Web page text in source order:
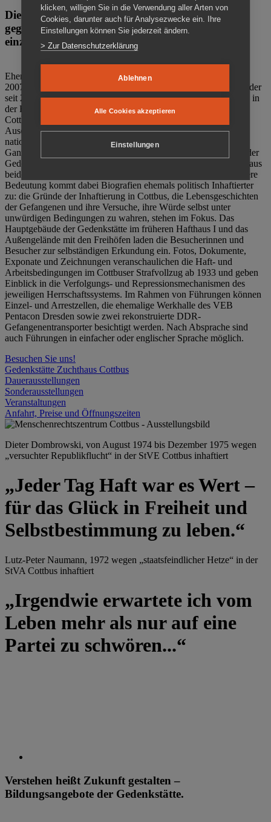
Die Gedenkstätte Zuchthaus Cottbus ist ein Ort
gegen das Vergessen. Anschaulich, nah und
einzigartig.
Ehemalige politische Häftlinge der DDR gründeten im Oktober
2007 den Verein Menschenrechtszentrum Cottbus e. V. (MRZ), der
seit 2011 Eigentümer des ehemaligen Gefängnisses (1860-2002) in
der Bautzener Straße und Träger der Gedenkstätte Zuchthaus
Cottbus ist. Im Zentrum der Arbeit der Gedenkstätte steht die
Auseinandersetzung mit politischem Unrecht während der
nationalsozialistischen Terrorherrschaft und der SED-Diktatur.
Ganzjährig zeigen mehrere Dauer- und Sonderausstellungen in der
Gedenkstätte Zuchthaus Cottbus Beispiele politischen Unrechts aus
beiden deutschen Diktaturen des 20. Jahrhunderts. Eine besondere
Bedeutung kommt dabei Biografien ehemals politisch Inhaftierter
zu: die Gründe der Inhaftierung in Cottbus, die Lebensgeschichten
der Gefangenen und ihre Versuche, ihre Würde selbst unter
unwürdigen Bedingungen zu wahren, stehen im Fokus. Das
Hauptgebäude der Gedenkstätte im früheren Hafthaus I und das
Außengelände mit den Freihöfen laden die Besucherinnen und
Besucher zur selbständigen Erkundung ein. Fotos, Dokumente,
Exponate und Zeichnungen veranschaulichen die Haft- und
Arbeitsbedingungen im Cottbuser Strafvollzug ab 1933 und geben
Einblick in die Verfolgungs- und Repressionsmechanismen des
jeweiligen Herrschaftssystems. Im Rahmen von Führungen können
Einzel- und Arrestzellen, die ehemalige Werkhalle des VEB
Pentacon Dresden sowie zwei rekonstruierte DDR-
Gefangenentransporter besichtigt werden. Nach Absprache sind
auch Führungen in einfacher oder englischer Sprache möglich.
Besuchen Sie uns!
Gedenkstätte Zuchthaus Cottbus
Dauerausstellungen
Sonderausstellungen
Veranstaltungen
Anfahrt, Preise und Öffnungszeiten
Dieter Dombrowski, von August 1974 bis Dezember 1975 wegen
„versuchter Republikflucht“ in der StVE Cottbus inhaftiert
„Jeder Tag Haft war es Wert –
für das Glück in Freiheit und
Selbstbestimmung zu leben.“
Lutz-Peter Naumann, 1972 wegen „staatsfeindlicher Hetze“ in der
StVA Cottbus inhaftiert
„Irgendwie erwartete ich vom
Leben mehr als nur auf eine
Partei zu schwören...“
Verstehen heißt Zukunft gestalten –
Bildungsangebote der Gedenkstätte.
klicken, willigen Sie in die Verwendung aller Arten von
Cookies, darunter auch für Analysezwecke ein. Ihre
Einstellungen können Sie jederzeit ändern.
> Zur Datenschutzerklärung
Ablehnen
Alle Cookies akzeptieren
Einstellungen